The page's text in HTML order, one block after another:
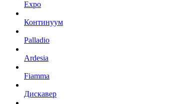
Expo
Континуум
Palladio
Ardesia
Fiamma
Дискавер